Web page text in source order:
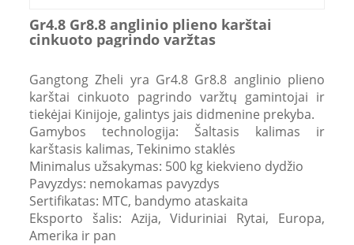
Gr4.8 Gr8.8 anglinio plieno karštai
cinkuoto pagrindo varžtas
Gangtong Zheli yra Gr4.8 Gr8.8 anglinio plieno
karštai cinkuoto pagrindo varžtų gamintojai ir
tiekėjai Kinijoje, galintys jais didmenine prekyba.
Gamybos technologija: Šaltasis kalimas ir
karštasis kalimas, Tekinimo staklės
Minimalus užsakymas: 500 kg kiekvieno dydžio
Pavyzdys: nemokamas pavyzdys
Sertifikatas: MTC, bandymo ataskaita
Eksporto šalis: Azija, Viduriniai Rytai, Europa,
Amerika ir pan